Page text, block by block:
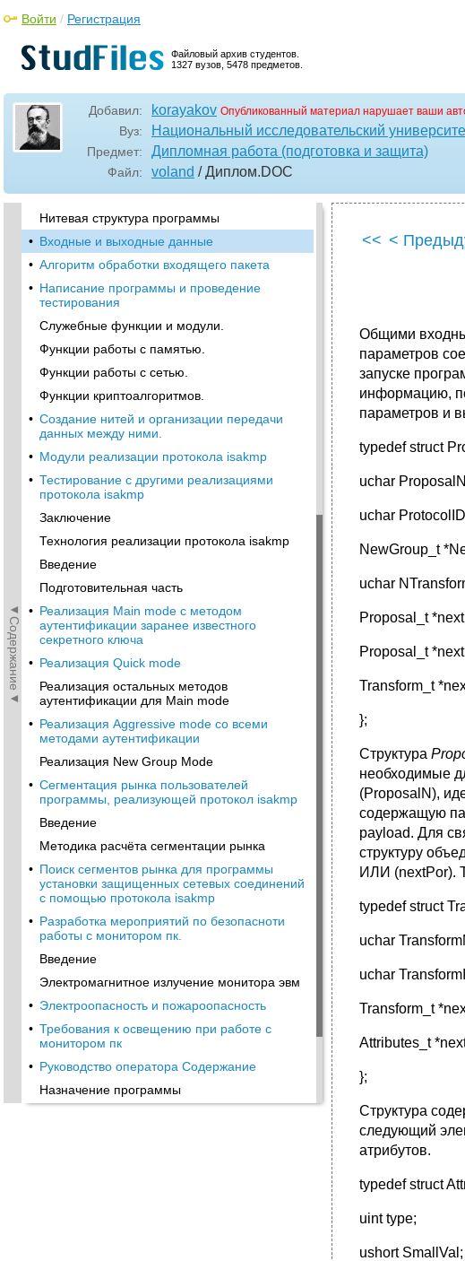
Файловый архив студентов.
1327 вузов, 5478 предметов.
Войти / Регистрация
Добавил: korayakov Опубликованный материал нарушает ваши
Вуз: Национальный исследовательский
Предмет: Дипломная работа (подготовка и защита)
Файл: voland / Диплом.DOC
◄Содержание◄
Модуль хранения основной ключевой
информации
• Модуль обработки сетевого трафика
Модуль isakmp
Модуль хранения ключевой информации
isakmp
Разработка общей структуры программы
Что такое нить (thread)?
Механизм обмена информации между
нитями
Нитевая структура программы
• Входные и выходные данные
• Алгоритм обработки входящего пакета
• Написание программы и проведение
тестирования
Служебные функции и модули.
Функции работы с памятью.
Функции работы с сетью.
Функции криптоалгоритмов.
• Создание нитей и организации передачи
данных между ними.
• Модули реализации протокола isakmp
• Тестирование с другими реализациями
протокола isakmp
Заключение
Технология реализации протокола isakmp
Введение
Подготовительная часть
• Реализация Main mode c методом
аутентификации заранее известного
секретного ключа
• Реализация Quick mode
Реализация остальных методов
аутентификации для Main mode
• Реализация Aggressive mode со всеми
методами аутентификации
Реализация New Group Mode
• Сегментация рынка пользователей
программы, реализующей протокол isakmp
Введение
Методика расчёта сегментации рынка
• Поиск сегментов рынка для программы
установки защищенных сетевых соединений
с помощью протокола isakmp
• Разработка мероприятий по безопасноти
работы с монитором пк.
Введение
Электромагнитное излучение монитора эвм
• Электроопасность и пожароопасность
• Требования к освещению при работе с
монитором пк
• Руководство оператора Содержание
Назначение программы
<< <
Общими
параметров
запуске
информацию,
параметров и
typedef struct
uchar
uchar
NewGroup_t
uchar
Proposal_t
Proposal_t
Transform_t
};
Структура
необходимые
(ProposalN),
содержащую
payload. Для
структуру
ИЛИ (nextPor).
typedef struct
uchar
uchar
Transform_t
Attributes_t
};
Структура
следующий
атрибутов.
typedef struct
uint type;
ushort SmallVal;